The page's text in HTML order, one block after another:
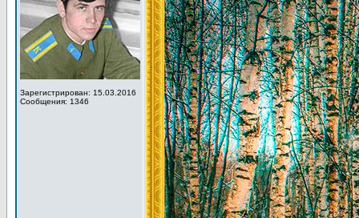
Зарегистрирован: 15.03.2016
Сообщения: 1346